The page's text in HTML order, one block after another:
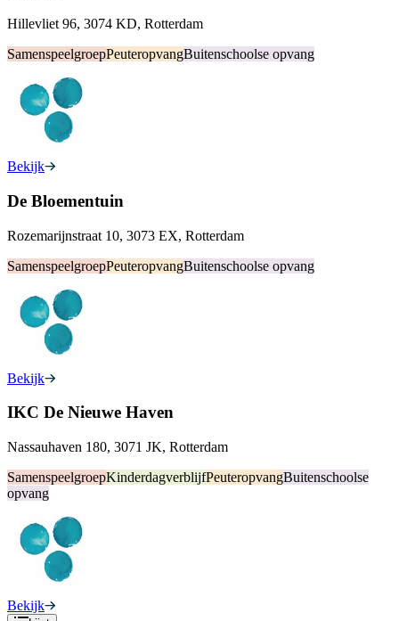
Hillevliet 96, 3074 KD, Rotterdam
SamenspeelgroepPeuteropvangBuitenschoolse opvang
Bekijk
De Bloementuin
Rozemarijnstraat 10, 3073 EX, Rotterdam
SamenspeelgroepPeuteropvangBuitenschoolse opvang
Bekijk
IKC De Nieuwe Haven
Nassauhaven 180, 3071 JK, Rotterdam
SamenspeelgroepKinderdagverblijfPeuteropvangBuitenschoolse
opvang
Bekijk